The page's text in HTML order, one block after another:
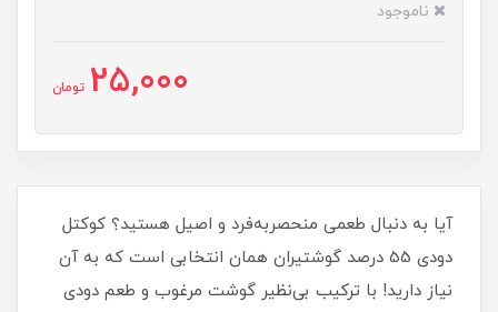
ناموجود
25,000 تومان
آیا به دنبال طعمی منحصربه‌فرد و اصیل هستید؟ کوکتل
دودی 55 درصد گوشتیران همان انتخابی است که به آن
نیاز دارید! با ترکیب بی‌نظیر گوشت مرغوب و طعم دودی